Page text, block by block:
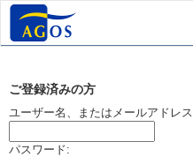
ご登録済みの方
ユーザー名、またはメールアドレス
パスワード: